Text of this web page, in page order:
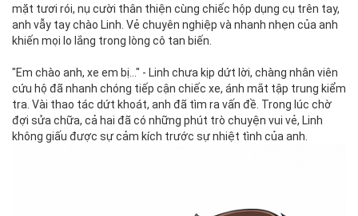
mặt tươi rói, nụ cười thân thiện cùng chiếc hộp dụng cụ trên tay,
anh vẫy tay chào Linh. Vẻ chuyên nghiệp và nhanh nhẹn của anh
khiến mọi lo lắng trong lòng cô tan biến.
"Em chào anh, xe em bị..." - Linh chưa kịp dứt lời, chàng nhân viên
cứu hộ đã nhanh chóng tiếp cận chiếc xe, ánh mắt tập trung kiểm
tra. Vài thao tác dứt khoát, anh đã tìm ra vấn đề. Trong lúc chờ
đợi sửa chữa, cả hai đã có những phút trò chuyện vui vẻ, Linh
không giấu được sự cảm kích trước sự nhiệt tình của anh.